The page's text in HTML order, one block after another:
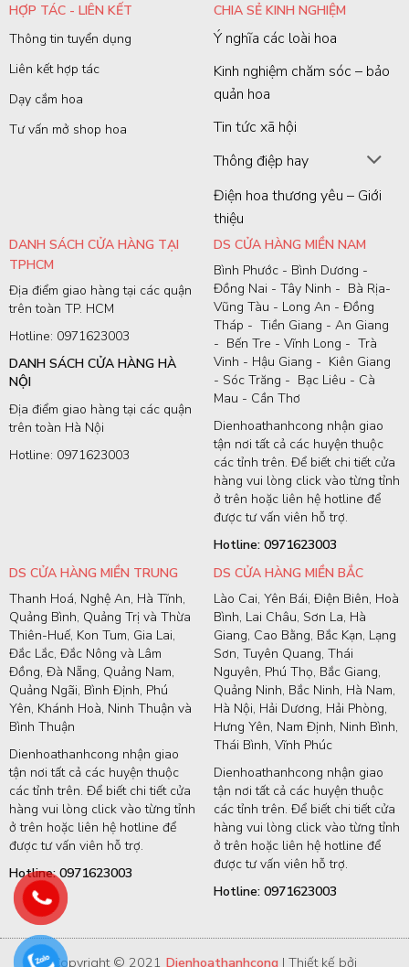
HỢP TÁC - LIÊN KẾT
Thông tin tuyển dụng
Liên kết hợp tác
Dạy cắm hoa
Tư vấn mở shop hoa
CHIA SẺ KINH NGHIỆM
Ý nghĩa các loài hoa
Kinh nghiệm chăm sóc – bảo
quản hoa
Tin tức xã hội
Thông điệp hay
Điện hoa thương yêu – Giới
thiệu
DANH SÁCH CỬA HÀNG TẠI
TPHCM
Địa điểm giao hàng tại các quận
trên toàn TP. HCM
Hotline: 0971623003
DANH SÁCH CỬA HÀNG HÀ
NỘI
Địa điểm giao hàng tại các quận
trên toàn Hà Nội
Hotline: 0971623003
DS CỬA HÀNG MIỀN NAM
Bình Phước - Bình Dương -
Đồng Nai - Tây Ninh - Bà Rịa-
Vũng Tàu - Long An - Đồng
Tháp - Tiền Giang - An Giang
- Bến Tre - Vĩnh Long - Trà
Vinh - Hậu Giang - Kiên Giang
- Sóc Trăng - Bạc Liêu - Cà
Mau - Cần Thơ
Dienhoathanhcong nhận giao
tận nơi tất cả các huyện thuộc
các tỉnh trên. Để biết chi tiết cửa
hàng vui lòng click vào từng tỉnh
ở trên hoặc liên hệ hotline để
được tư vấn viên hỗ trợ.
Hotline: 0971623003
DS CỬA HÀNG MIỀN TRUNG
Thanh Hoá, Nghệ An, Hà Tĩnh,
Quảng Bình, Quảng Trị và Thừa
Thiên-Huế, Kon Tum, Gia Lai,
Đắc Lắc, Đắc Nông và Lâm
Đồng, Đà Nẵng, Quảng Nam,
Quảng Ngãi, Bình Định, Phú
Yên, Khánh Hoà, Ninh Thuận và
Bình Thuận
Dienhoathanhcong nhận giao
tận nơi tất cả các huyện thuộc
các tỉnh trên. Để biết chi tiết cửa
hàng vui lòng click vào từng tỉnh
ở trên hoặc liên hệ hotline để
được tư vấn viên hỗ trợ.
Hotline: 0971623003
DS CỬA HÀNG MIỀN BẮC
Lào Cai, Yên Bái, Điện Biên, Hoà
Bình, Lai Châu, Sơn La, Hà
Giang, Cao Bằng, Bắc Kạn, Lạng
Sơn, Tuyên Quang, Thái
Nguyên, Phú Thọ, Bắc Giang,
Quảng Ninh, Bắc Ninh, Hà Nam,
Hà Nội, Hải Dương, Hải Phòng,
Hưng Yên, Nam Định, Ninh Bình,
Thái Bình, Vĩnh Phúc
Dienhoathanhcong nhận giao
tận nơi tất cả các huyện thuộc
các tỉnh trên. Để biết chi tiết cửa
hàng vui lòng click vào từng tỉnh
ở trên hoặc liên hệ hotline để
được tư vấn viên hỗ trợ.
Hotline: 0971623003
Copyright © 2021 Dienhoathanhcong | Thiết kế bởi